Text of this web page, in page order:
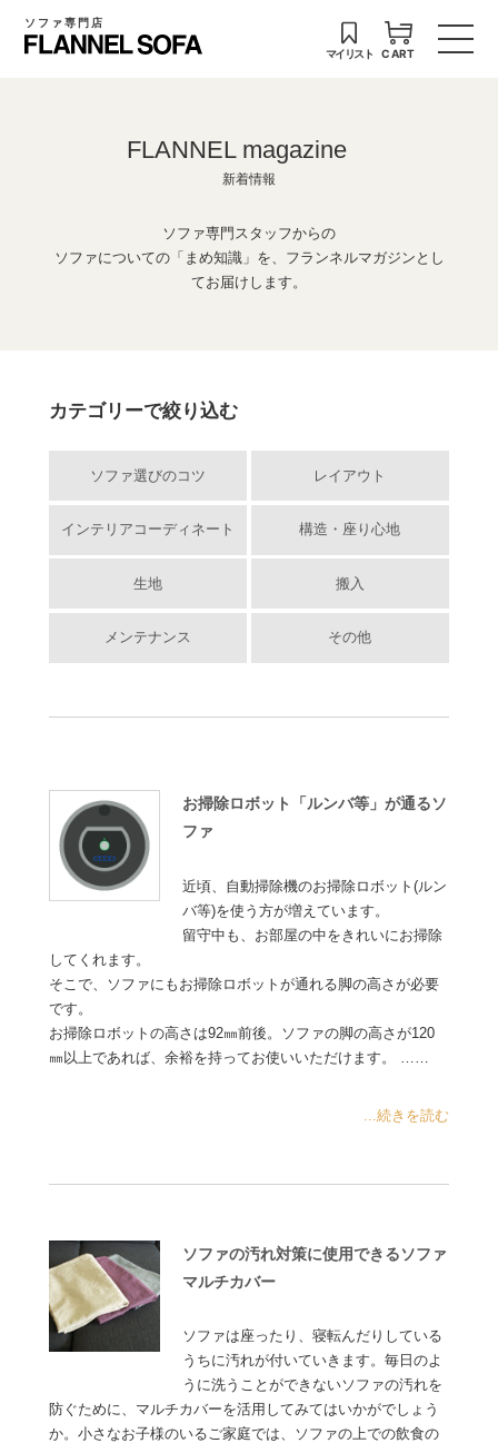
ソファ専門店
マイリスト CART
FLANNEL magazine
新着情報
ソファ専門スタッフからの
ソファについての「まめ知識」を、フランネルマガジンとし
てお届けします。
カテゴリーで絞り込む
ソファ選びのコツ レイアウト
インテリアコーディネート 構造・座り心地
生地 搬入
メンテナンス その他
お掃除ロボット「ルンバ等」が通るソ
ファ
近頃、自動掃除機のお掃除ロボット(ルン
バ等)を使う方が増えています。
留守中も、お部屋の中をきれいにお掃除
してくれます。
そこで、ソファにもお掃除ロボットが通れる脚の高さが必要
です。
お掃除ロボットの高さは92㎜前後。ソファの脚の高さが120
㎜以上であれば、余裕を持ってお使いいただけます。 ……
...続きを読む
ソファの汚れ対策に使用できるソファ
マルチカバー
ソファは座ったり、寝転んだりしている
うちに汚れが付いていきます。毎日のよ
うに洗うことができないソファの汚れを
防ぐために、マルチカバーを活用してみてはいかがでしょう
か。小さなお子様のいるご家庭では、ソファの上での飲食の